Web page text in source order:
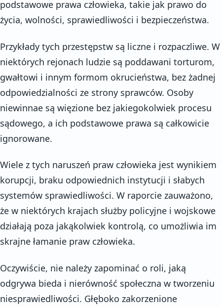
podstawowe prawa człowieka, takie jak prawo do
życia, wolności, sprawiedliwości i bezpieczeństwa.
Przykłady tych przestępstw są liczne i rozpaczliwe. W
niektórych rejonach ludzie są poddawani torturom,
gwałtowi i innym formom okrucieństwa, bez żadnej
odpowiedzialności ze strony sprawców. Osoby
niewinnae są więzione bez jakiegokolwiek procesu
sądowego, a ich podstawowe prawa są całkowicie
ignorowane.
Wiele z tych naruszeń praw człowieka jest wynikiem
korupcji, braku odpowiednich instytucji i słabych
systemów sprawiedliwości. W raporcie zauważono,
że w niektórych krajach służby policyjne i wojskowe
działają poza jakąkolwiek kontrolą, co umożliwia im
skrajne łamanie praw człowieka.
Oczywiście, nie należy zapominać o roli, jaką
odgrywa bieda i nierówność społeczna w tworzeniu
niesprawiedliwości. Głęboko zakorzenione